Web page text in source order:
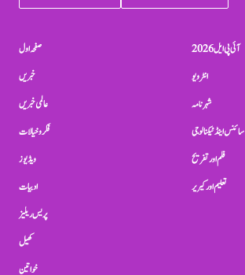
صفحہ اول
خبریں
عالمی خبریں
فکر و خیالات
ویڈیوز
ادبیات
پریس ریلیز
کھیل
خواتین
آئی پی ایل 2026
انٹرویو
شہرنامہ
سائنس اینڈ ٹیکنالوجی
فلم اور تفریح
تعلیم اور کیریر